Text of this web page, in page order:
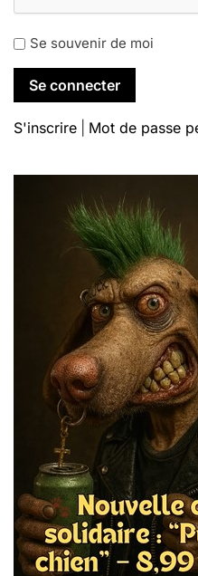
Se souvenir de moi
S'inscrire Mot de passe